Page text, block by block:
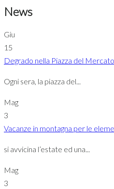
News
Giu
15
Degrado nella Piazza del
Ogni sera, la piazza del...
Mag
3
Vacanze in montagna per le
si avvicina l’estate ed una...
Mag
3